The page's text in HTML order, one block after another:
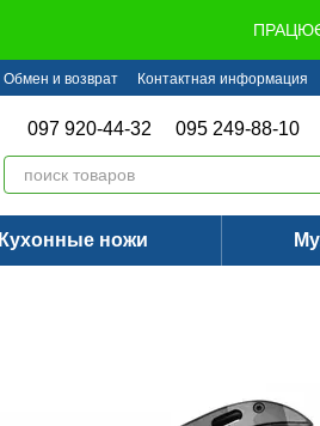
Обмен и возврат Контактная информация
097 920-44-32 095 249-88-10
Кухонные ножи